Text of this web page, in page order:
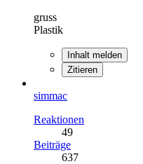
gruss
Plastik
Inhalt melden
Zitieren
simmac
Reaktionen
49
Beiträge
637